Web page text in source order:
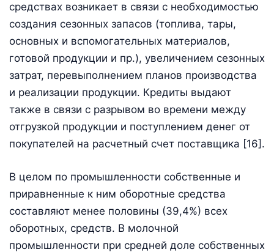
средствах возникает в связи с необходимостью
создания сезонных запасов (топлива, тары,
основных и вспомогательных материалов,
готовой продукции и пр.), увеличением сезонных
затрат, перевыполнением планов производства
и реализации продукции. Кредиты выдают
также в связи с разрывом во времени между
отгрузкой продукции и поступлением денег от
покупателей на расчетный счет поставщика [16].
В целом по промышленности собственные и
приравненные к ним оборотные средства
составляют менее половины (39,4%) всех
оборотных, средств. В молочной
промышленности при средней доле собственных